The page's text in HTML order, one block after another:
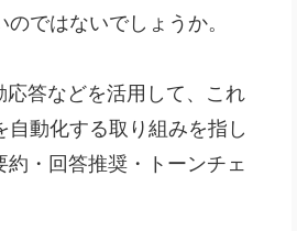
ではないでしょうか。
答などを活用して、これ
動化する取り組みを指し
・回答推奨・トーンチェ